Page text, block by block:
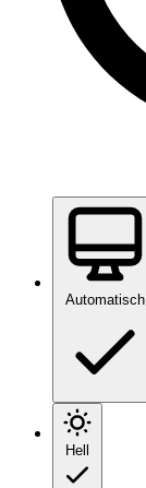
Automatisch
Hell